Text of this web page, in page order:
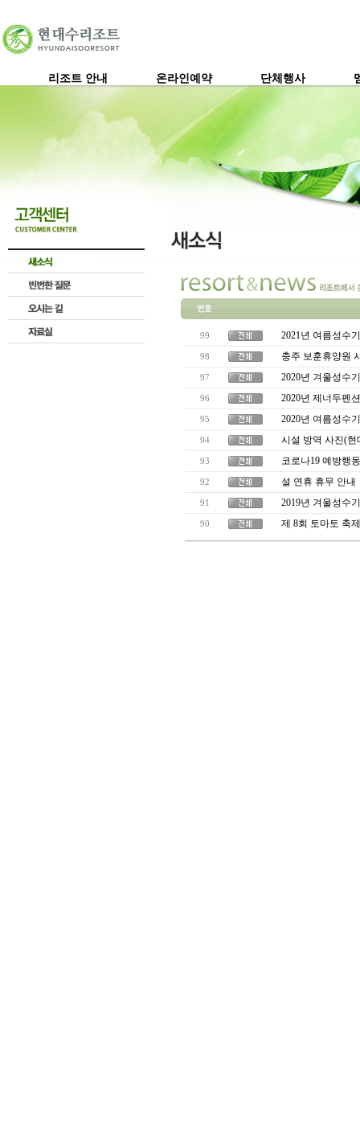
리조트 안내 온라인예약 단체행사
99 2021년 여름성수
98 충주 보훈휴양원
97 2020년 겨울성수
96 2020년 제너두펜
95 2020년 여름성수
94 시설 방역 사진(현
93 코로나19 예방행
92 설 연휴 휴무 안내
91 2019년 겨울성수
90 제 8회 토마토 축